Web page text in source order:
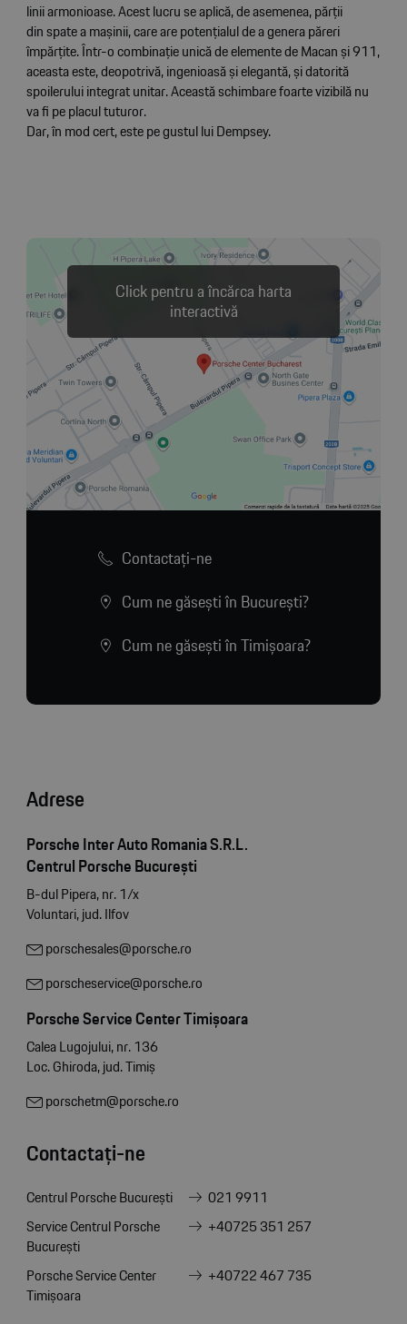
linii armonioase. Acest lucru se aplică, de asemenea, părţii
din spate a mașinii, care are potenţialul de a genera păreri
împărţite. Într-o combinaţie unică de elemente de Macan și 911,
aceasta este, deopotrivă, ingenioasă și elegantă, și datorită
spoilerului integrat unitar. Această schimbare foarte vizibilă nu
va fi pe placul tuturor.
Dar, în mod cert, este pe gustul lui Dempsey.
Click pentru a încărca harta
interactivă
Contactaţi-ne
Cum ne găsești în București?
Cum ne găsești în Timișoara?
Adrese
Porsche Inter Auto Romania S.R.L.
Centrul Porsche București
B-dul Pipera, nr. 1/x
Voluntari, jud. Ilfov
porschesales@porsche.ro
porscheservice@porsche.ro
Porsche Service Center Timișoara
Calea Lugojului, nr. 136
Loc. Ghiroda, jud. Timiș
porschetm@porsche.ro
Contactați-ne
Centrul Porsche București
021 9911
Service Centrul Porsche
București
+40725 351 257
Porsche Service Center
Timișoara
+40722 467 735